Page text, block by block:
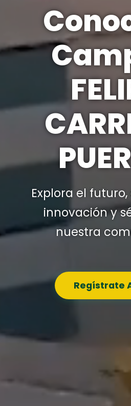
Explora el
innovación y
nuestra
Regístrate